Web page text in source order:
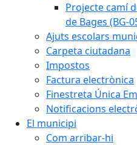
Projecte camí
de Bages (BG-
Ajuts escolars
Carpeta ciutadana
Impostos
Factura electrònica
Finestreta Única
Notificacions
El municipi
Com arribar-hi